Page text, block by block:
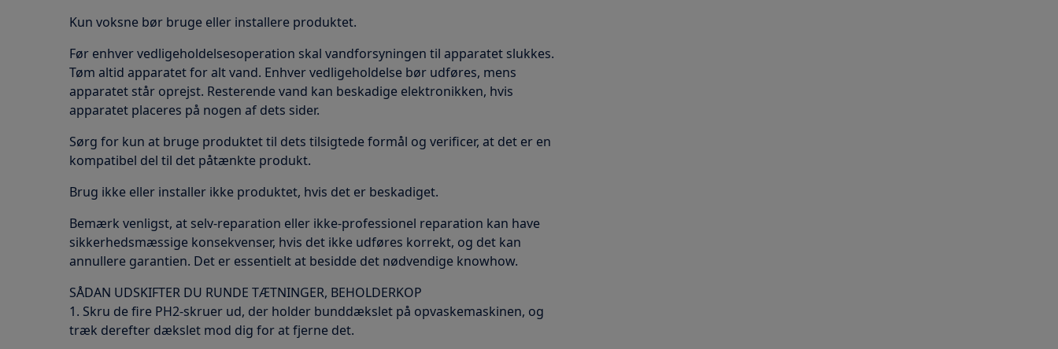
Kun voksne bør bruge eller installere produktet.
Før enhver vedligeholdelsesoperation skal vandforsyningen til apparatet slukkes.
Tøm altid apparatet for alt vand. Enhver vedligeholdelse bør udføres, mens
apparatet står oprejst. Resterende vand kan beskadige elektronikken, hvis
apparatet placeres på nogen af dets sider.
Sørg for kun at bruge produktet til dets tilsigtede formål og verificer, at det er en
kompatibel del til det påtænkte produkt.
Brug ikke eller installer ikke produktet, hvis det er beskadiget.
Bemærk venligst, at selv-reparation eller ikke-professionel reparation kan have
sikkerhedsmæssige konsekvenser, hvis det ikke udføres korrekt, og det kan
annullere garantien. Det er essentielt at besidde det nødvendige knowhow.
SÅDAN UDSKIFTER DU RUNDE TÆTNINGER, BEHOLDERKOP
1. Skru de fire PH2-skruer ud, der holder bunddækslet på opvaskemaskinen, og
træk derefter dækslet mod dig for at fjerne det.